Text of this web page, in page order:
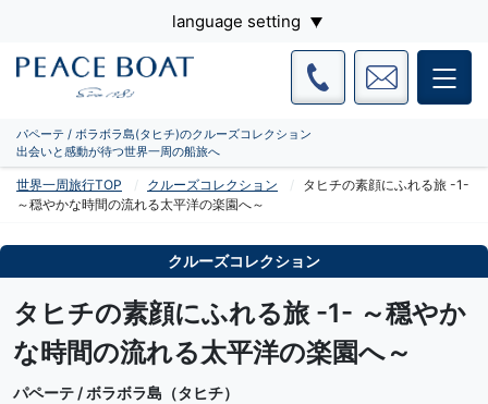
language setting
パペーテ / ボラボラ島(タヒチ)のクルーズコレクション
出会いと感動が待つ世界一周の船旅へ
世界一周旅行TOP クルーズコレクション
タヒチの素顔にふれる旅 -1-
～穏やかな時間の流れる太平洋の楽園へ～
クルーズコレクション
タヒチの素顔にふれる旅 -1- ～穏やか
な時間の流れる太平洋の楽園へ～
パペーテ / ボラボラ島（タヒチ）